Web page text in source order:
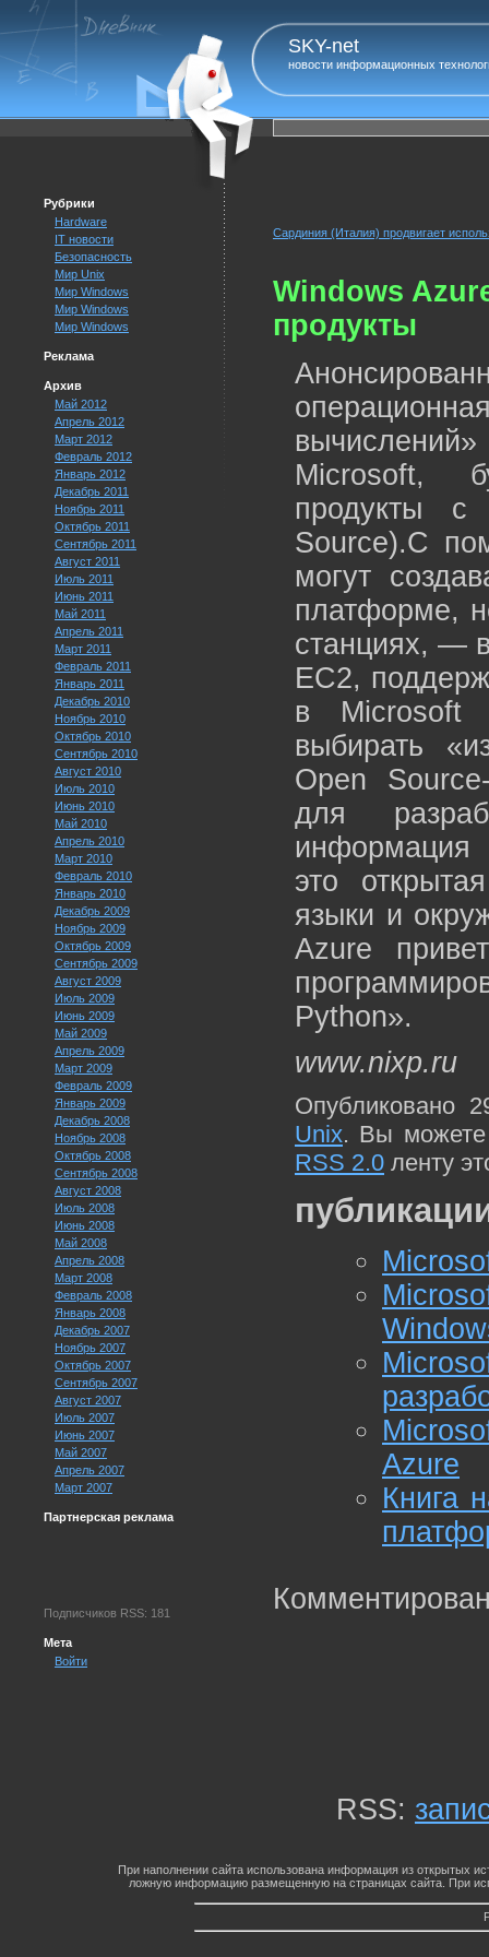
SKY-net
новости информационных
Рубрики
Hardware
IT новости
Безопасность
Мир Unix
Мир Windows
Мир Windows
Мир Windows
Реклама
Архив
Май 2012
Апрель 2012
Март 2012
Февраль 2012
Январь 2012
Декабрь 2011
Ноябрь 2011
Октябрь 2011
Сентябрь 2011
Август 2011
Июль 2011
Июнь 2011
Май 2011
Апрель 2011
Март 2011
Февраль 2011
Январь 2011
Декабрь 2010
Ноябрь 2010
Октябрь 2010
Сентябрь 2010
Август 2010
Июль 2010
Июнь 2010
Май 2010
Апрель 2010
Март 2010
Февраль 2010
Январь 2010
Декабрь 2009
Ноябрь 2009
Октябрь 2009
Сентябрь 2009
Август 2009
Июль 2009
Июнь 2009
Май 2009
Апрель 2009
Март 2009
Февраль 2009
Январь 2009
Декабрь 2008
Ноябрь 2008
Октябрь 2008
Сентябрь 2008
Август 2008
Июль 2008
Июнь 2008
Май 2008
Апрель 2008
Март 2008
Февраль 2008
Январь 2008
Декабрь 2007
Ноябрь 2007
Октябрь 2007
Сентябрь 2007
Август 2007
Июль 2007
Июнь 2007
Май 2007
Апрель 2007
Март 2007
Партнерская реклама
Подписчиков RSS: 181
Мета
Войти
Сардиния (Италия) продвигает
Windows
продукты
Microsoft,
продукты
Source).С
могут
платформе,
станциях, —
EC2,
в Microsoft
выбирать
Open
для
информация
это
языки и
Azure
Python».
www.nixp.ru
Опубликовано
Unix. Вы можете
RSS 2.0 ленту
Azure
Книга
RSS:
При наполнении сайта использована информация из открытых
ложную информацию размещенную на страницах сайта. При